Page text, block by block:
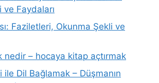
ve Faydaları
Faziletleri, Okunma Şekli ve
nedir – hocaya kitap açtırmak
Dil Bağlamak – Düşmanın